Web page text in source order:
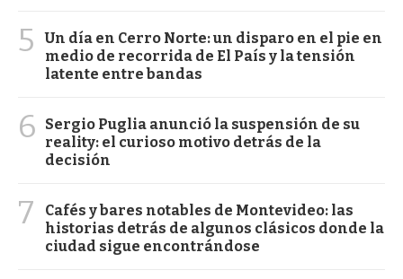
5
Un día en Cerro Norte: un disparo en el pie en
medio de recorrida de El País y la tensión
latente entre bandas
6
Sergio Puglia anunció la suspensión de su
reality: el curioso motivo detrás de la
decisión
7
Cafés y bares notables de Montevideo: las
historias detrás de algunos clásicos donde la
ciudad sigue encontrándose